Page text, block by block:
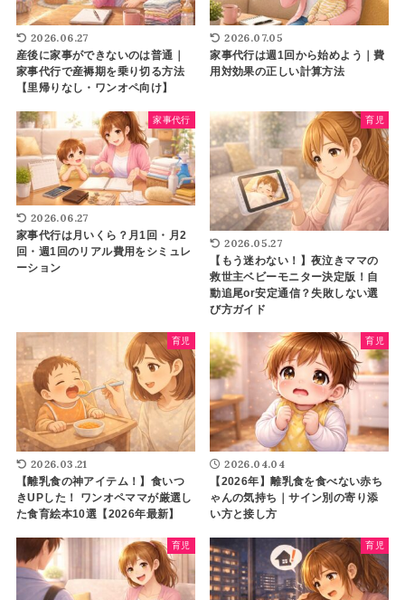
2026.06.27
産後に家事ができないのは普通｜
家事代行で産褥期を乗り切る方法
【里帰りなし・ワンオペ向け】
2026.07.05
家事代行は週1回から始めよう｜費
用対効果の正しい計算方法
家事代行
2026.06.27
家事代行は月いくら？月1回・月2
回・週1回のリアル費用をシミュレ
ーション
育児
2026.05.27
【もう迷わない！】夜泣きママの
救世主ベビーモニター決定版！自
動追尾or安定通信？失敗しない選
び方ガイド
育児
2026.03.21
【離乳食の神アイテム！】食いつ
きUPした！ ワンオペママが厳選し
た食育絵本10選【2026年最新】
育児
2026.04.04
【2026年】離乳食を食べない赤ち
ゃんの気持ち｜サイン別の寄り添
い方と接し方
育児 育児